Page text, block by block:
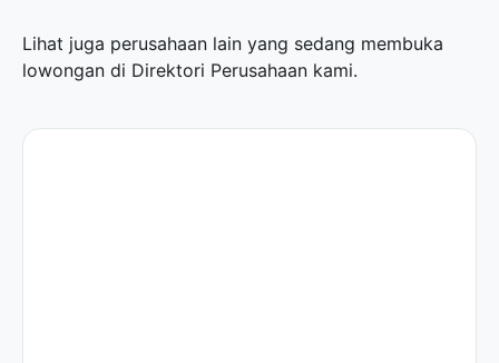
Lihat juga perusahaan lain yang sedang membuka
lowongan di Direktori Perusahaan kami.